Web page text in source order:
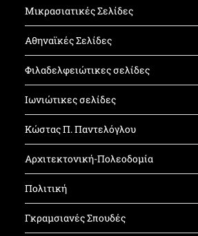
Μικρασιατικές Σελίδες
Αθηναϊκές Σελίδες
Φιλαδελφειώτικες σελίδες
Ιωνιώτικες σελίδες
Κώστας Π. Παντελόγλου
Αρχιτεκτονική-Πολεοδομία
Πολιτική
Γκραμσιανές Σπουδές